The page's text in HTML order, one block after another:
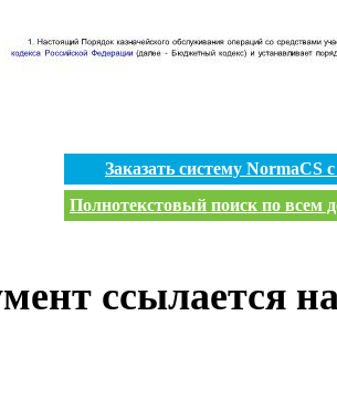
Заказать систему
Полнотекстовый поиск по всем
ссылается